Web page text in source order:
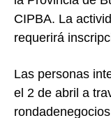
CIPBA. La
requerirá
Las personas
el 2 de abril a